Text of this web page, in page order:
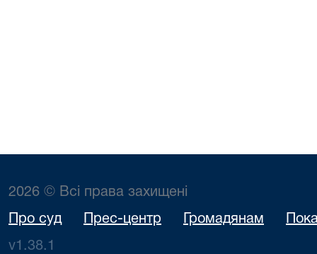
2026 © Всі права захищені
Про суд Прес-центр Громадянам
v1.38.1